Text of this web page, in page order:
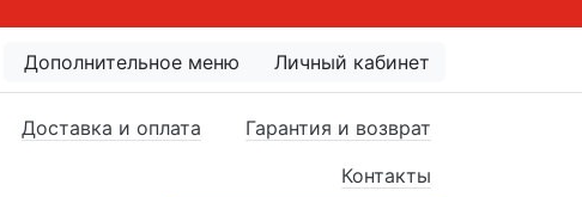
Дополнительное меню Личный кабинет
Доставка и оплата
Гарантия и возврат
Контакты